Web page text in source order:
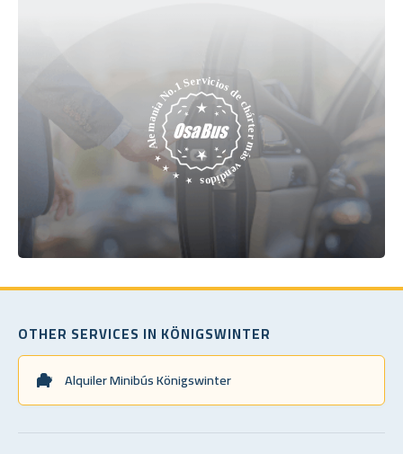
OTHER SERVICES IN KÖNIGSWINTER
Alquiler Minibús Königswinter